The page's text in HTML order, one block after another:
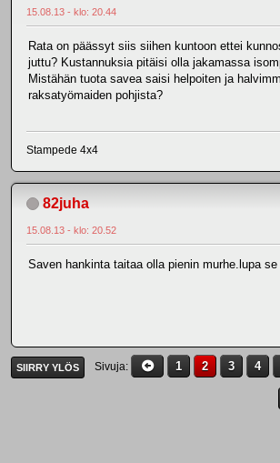
15.08.13 - klo: 20.44
Rata on päässyt siis siihen kuntoon ettei
juttu? Kustannuksia pitäisi olla jakamassa
Mistähän tuota savea saisi helpoiten ja
raksatyömaiden pohjista?
Stampede 4x4
82juha
15.08.13 - klo: 20.52
Saven hankinta taitaa olla pienin murhe.lupa se
SIIRRY YLÖS Sivuja 1 2 3 4